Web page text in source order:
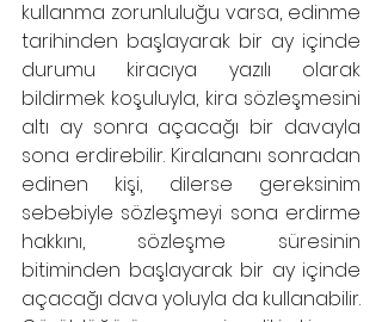
kullanma zorunluluğu varsa, edinme
tarihinden başlayarak bir ay içinde
durumu kiracıya yazılı olarak
bildirmek koşuluyla, kira sözleşmesini
altı ay sonra açacağı bir davayla
sona erdirebilir. Kiralananı sonradan
edinen kişi, dilerse gereksinim
sebebiyle sözleşmeyi sona erdirme
hakkını, sözleşme süresinin
bitiminden başlayarak bir ay içinde
açacağı dava yoluyla da kullanabilir.